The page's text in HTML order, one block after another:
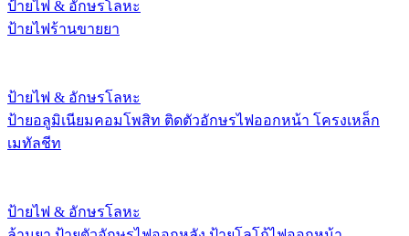
ป้ายไฟ & อักษรโลหะ
ป้ายไฟร้านขายยา
ป้ายไฟ & อักษรโลหะ
ป้ายอลูมิเนียมคอมโพสิท ติดตัวอักษรไฟออกหน้า โครงเหล็ก
เมทัลชีท
ป้ายไฟ & อักษรโลหะ